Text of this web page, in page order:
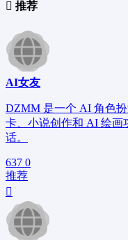
推荐
AI女友
DZMM 是一个 AI 角色
卡、小说创作和 AI 绘画
话。
637 0
推荐